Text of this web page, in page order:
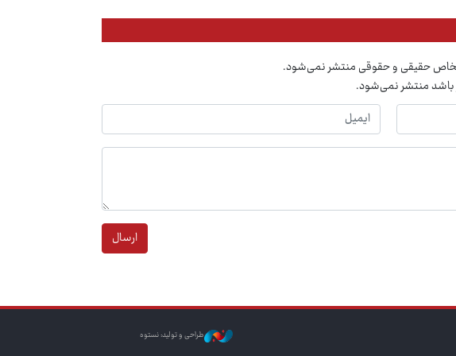
حقیقی و حقوقی منتشر نمی‌شود.
باشد منتشر نمی‌شود.
ارسال
طراحی و تولید: نستوه